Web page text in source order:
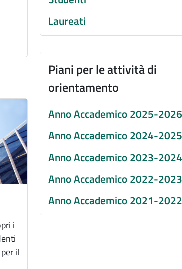
i
il
Laureati
Piani per le attività di
orientamento
Anno Accademico 2025-2026
Anno Accademico 2024-2025
Anno Accademico 2023-2024
Anno Accademico 2022-2023
Anno Accademico 2021-2022